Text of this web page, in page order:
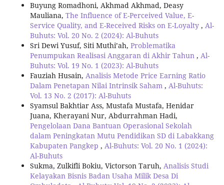
Buyung Romadhoni, Akhmad Akhmad, Deasy
Mauliana, The Influence of E-Perceived Value, E-
Service Quality, and E-Received Risks on E-Loyalty , Al-
Buhuts: Vol. 20 No. 2 (2024): Al-Buhuts
Sri Dewi Yusuf, Siti Muthi’ah, Problematika
Penumpukan Realisasi Anggaran di Akhir Tahun , Al-
Buhuts: Vol. 19 No. 1 (2023): Al-Buhuts
Fauziah Husain, Analisis Metode Price Earning Ratio
Dalam Penetapan Nilai Intrinsik Saham , Al-Buhuts:
Vol. 13 No. 2 (2017): Al-Buhuts
Syamsul Bakhtiar Ass, Mustafa Mustafa, Henidar
Juana, Kherayani Nur, Abdurrahman Hadi,
Pengelolaan Dana Bantuan Operasional Sekolah
dalam Peningkatan Mutu Pendidikan SD di Labakkang
Kabupaten Pangkep , Al-Buhuts: Vol. 20 No. 1 (2024):
Al-Buhuts
Sukma, Zulkifli Bokiu, Victorson Taruh, Analisis Studi
Kelayakan Bisnis Badan Usaha Milik Desa Di